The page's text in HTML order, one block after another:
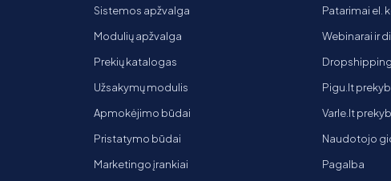
Sistemos apžvalga
Modulių apžvalga
Prekių katalogas
Užsakymų modulis
Apmokėjimo būdai
Pristatymo būdai
Marketingo įrankiai
Patarimai el.
Webinarai ir
Pigu.lt
Varle.lt
Naudotojo
Pagalba